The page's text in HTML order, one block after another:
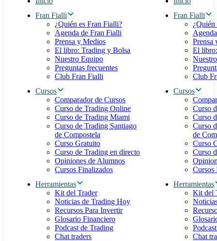
Fran Fialli
¿Quién es Fran Fialli?
Agenda de Fran Fialli
Prensa y Medios
El libro: Trading y Bolsa
Nuestro Equipo
Preguntas frecuentes
Club Fran Fialli
Cursos
Comparador de Cursos
Curso de Trading Online
Curso de Trading Miami
Curso de Trading Santiago
de Compostela
Curso Gratuito
Curso de Trading en directo
Opiniones de Alumnos
Cursos Finalizados
Herramientas
Kit del Trader
Noticias de Trading Hoy
Recursos Para Invertir
Glosario Financiero
Podcast de Trading
Chat traders
Fran Fialli
Prensa
El
Club
Cursos
Curso
Curso
Curso
de
Curso
Curso
Cursos
Herramientas
Kit del
Chat